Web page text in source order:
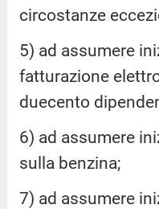
circostanze
5) ad assumere
fatturazione
duecento
6) ad assumere
sulla benzina;
7) ad assumere